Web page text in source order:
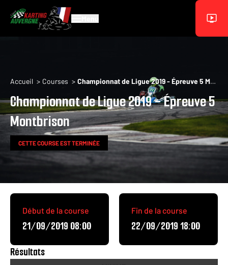
Aller au contenu principal
Fil d'Ariane
Accueil Courses Championnat de Ligue 2019 - Épreuve 5 Montbrison
Championnat de Ligue 2019 - Épreuve 5
Montbrison
CETTE COURSE EST TERMINÉE
Début de la course
21/09/2019 08:00
Fin de la course
22/09/2019 18:00
Résultats